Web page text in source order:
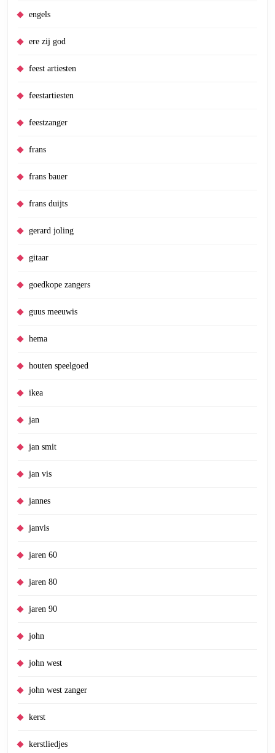
engels
ere zij god
feest artiesten
feestartiesten
feestzanger
frans
frans bauer
frans duijts
gerard joling
gitaar
goedkope zangers
guus meeuwis
hema
houten speelgoed
ikea
jan
jan smit
jan vis
jannes
janvis
jaren 60
jaren 80
jaren 90
john
john west
john west zanger
kerst
kerstliedjes